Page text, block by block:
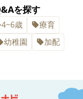
を探す
4~6歳
療育
幼稚園
加配